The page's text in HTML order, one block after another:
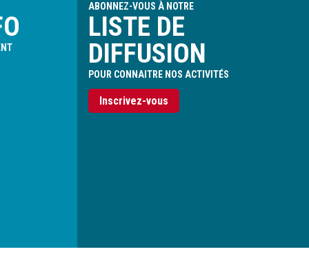
ABONNEZ-VOUS À NOTRE
LISTE DE
DIFFUSION
POUR CONNAITRE NOS ACTIVITÉS
Inscrivez-vous